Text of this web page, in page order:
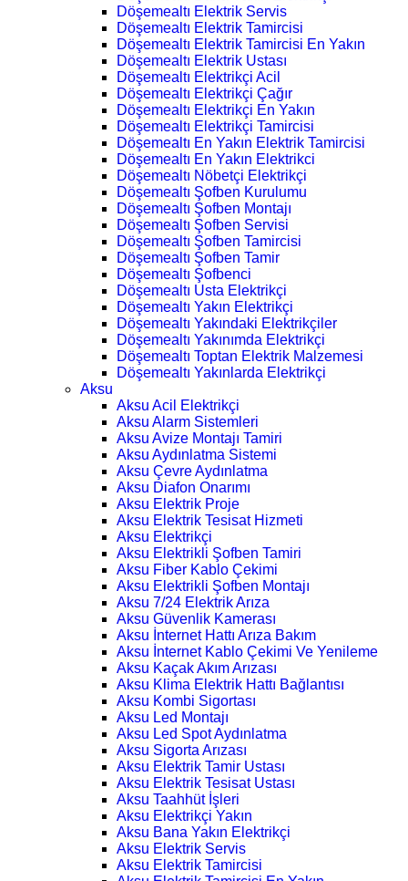
Döşemealtı Elektrik Servis
Döşemealtı Elektrik Tamircisi
Döşemealtı Elektrik Tamircisi En Yakın
Döşemealtı Elektrik Ustası
Döşemealtı Elektrikçi Acil
Döşemealtı Elektrikçi Çağır
Döşemealtı Elektrikçi En Yakın
Döşemealtı Elektrikçi Tamircisi
Döşemealtı En Yakın Elektrik Tamircisi
Döşemealtı En Yakın Elektrikci
Döşemealtı Nöbetçi Elektrikçi
Döşemealtı Şofben Kurulumu
Döşemealtı Şofben Montajı
Döşemealtı Şofben Servisi
Döşemealtı Şofben Tamircisi
Döşemealtı Şofben Tamir
Döşemealtı Şofbenci
Döşemealtı Usta Elektrikçi
Döşemealtı Yakın Elektrikçi
Döşemealtı Yakındaki Elektrikçiler
Döşemealtı Yakınımda Elektrikçi
Döşemealtı Toptan Elektrik Malzemesi
Döşemealtı Yakınlarda Elektrikçi
Aksu
Aksu Acil Elektrikçi
Aksu Alarm Sistemleri
Aksu Avize Montajı Tamiri
Aksu Aydınlatma Sistemi
Aksu Çevre Aydınlatma
Aksu Diafon Onarımı
Aksu Elektrik Proje
Aksu Elektrik Tesisat Hizmeti
Aksu Elektrikçi
Aksu Elektrikli Şofben Tamiri
Aksu Fiber Kablo Çekimi
Aksu Elektrikli Şofben Montajı
Aksu 7/24 Elektrik Arıza
Aksu Güvenlik Kamerası
Aksu İnternet Hattı Arıza Bakım
Aksu İnternet Kablo Çekimi Ve Yenileme
Aksu Kaçak Akım Arızası
Aksu Klima Elektrik Hattı Bağlantısı
Aksu Kombi Sigortası
Aksu Led Montajı
Aksu Led Spot Aydınlatma
Aksu Sigorta Arızası
Aksu Elektrik Tamir Ustası
Aksu Elektrik Tesisat Ustası
Aksu Taahhüt İşleri
Aksu Elektrikçi Yakın
Aksu Bana Yakın Elektrikçi
Aksu Elektrik Servis
Aksu Elektrik Tamircisi